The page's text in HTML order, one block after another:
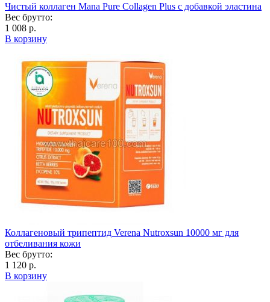
Чистый коллаген Mana Pure Collagen Plus с добавкой эластина
Вес брутто:
1 008 р.
В корзину
Коллагеновый трипептид Verena Nutroxsun 10000 мг для
отбеливания кожи
Вес брутто:
1 120 р.
В корзину